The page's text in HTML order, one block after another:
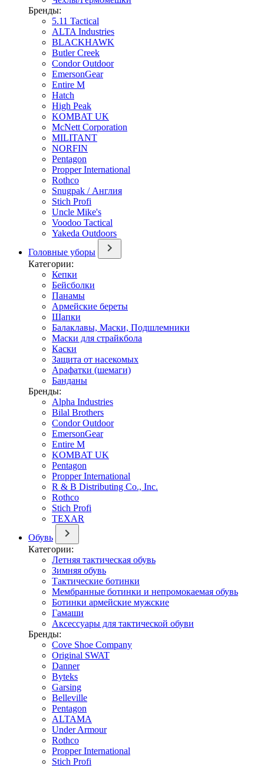
Бренды:
5.11 Tactical
ALTA Industries
BLACKHAWK
Butler Creek
Condor Outdoor
EmersonGear
Entire M
Hatch
High Peak
KOMBAT UK
McNett Corporation
MILITANT
NORFIN
Pentagon
Propper International
Rothco
Snugpak / Англия
Stich Profi
Uncle Mike's
Voodoo Tactical
Yakeda Outdoors
Головные уборы
Категории:
Кепки
Бейсболки
Панамы
Армейские береты
Шапки
Балаклавы, Маски, Подшлемники
Маски для страйкбола
Каски
Защита от насекомых
Арафатки (шемаги)
Банданы
Бренды:
Alpha Industries
Bilal Brothers
Condor Outdoor
EmersonGear
Entire M
KOMBAT UK
Pentagon
Propper International
R & B Distributing Co., Inc.
Rothco
Stich Profi
TEXAR
Обувь
Категории:
Летняя тактическая обувь
Зимняя обувь
Тактические ботинки
Мембранные ботинки и непромокаемая обувь
Ботинки армейские мужские
Гамаши
Аксессуары для тактической обуви
Бренды:
Cove Shoe Company
Original SWAT
Danner
Byteks
Garsing
Belleville
Pentagon
ALTAMA
Under Armour
Rothco
Propper International
Stich Profi